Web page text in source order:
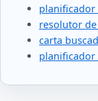
planificador
resolutor
carta
planificador